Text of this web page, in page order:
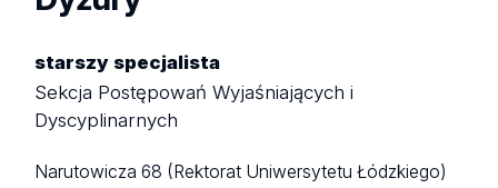
starszy specjalista
Sekcja Postępowań Wyjaśniających i
Dyscyplinarnych
Narutowicza 68 (Rektorat Uniwersytetu Łódzkiego)